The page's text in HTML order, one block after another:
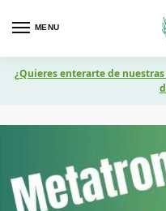
MENU
¿Quieres enterarte de